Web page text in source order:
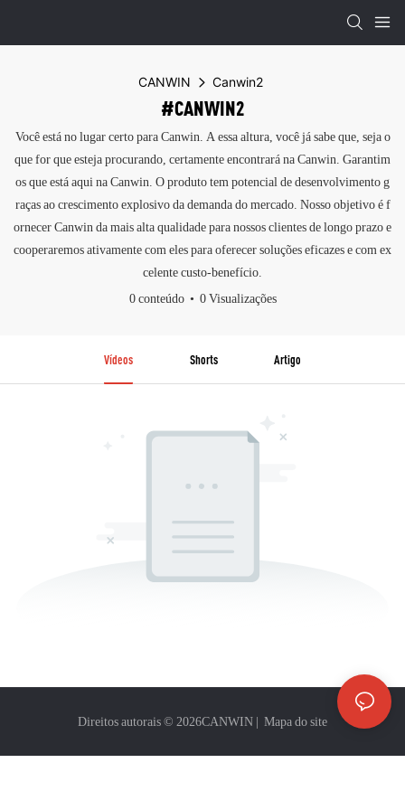
CANWIN Canwin2
#CANWIN2
Você está no lugar certo para Canwin. A essa altura, você já sabe que, seja o
que for que esteja procurando, certamente encontrará na Canwin. Garantim
os que está aqui na Canwin. O produto tem potencial de desenvolvimento g
raças ao crescimento explosivo da demanda do mercado. Nosso objetivo é f
ornecer Canwin da mais alta qualidade para nossos clientes de longo prazo e
cooperaremos ativamente com eles para oferecer soluções eficazes e com ex
celente custo-benefício.
0 conteúdo
0 Visualizações
Vídeos Shorts Artigo
Direitos autorais © 2026CANWIN | Mapa do site